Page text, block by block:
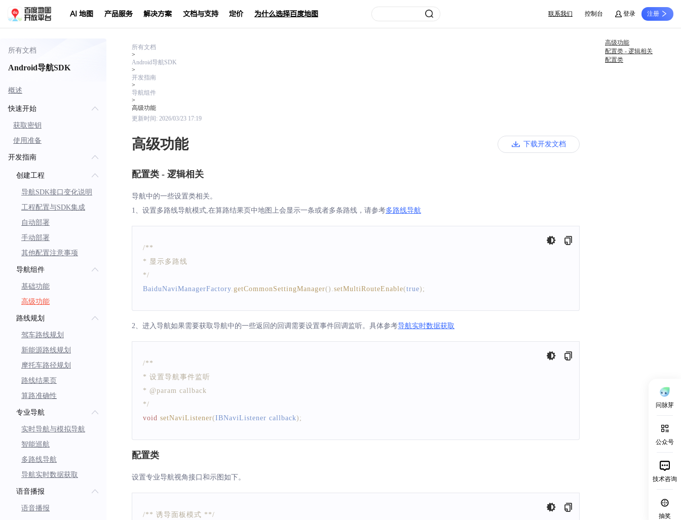
AI 地图 产品服务 解决方案 文档与支持 定价 为什么选择百度地图 联系我们 控制台 登录 注册
问脉芽
公众号
技术咨询
抽奖
所有文档
Android导航SDK
概述
快速开始
获取密钥
使用准备
开发指南
创建工程
导航SDK接口变化说明
工程配置与SDK集成
自动部署
手动部署
其他配置注意事项
导航组件
基础功能
高级功能
路线规划
驾车路线规划
新能源路线规划
摩托车路径规划
路线结果页
算路准确性
专业导航
实时导航与模拟导航
智能巡航
多路线导航
导航实时数据获取
语音播报
语音播报
所有文档
>
Android导航SDK
>
开发指南
>
导航组件
>
高级功能
更新时间: 2026/03/23 17:19
高级功能 下载开发文档
配置类 - 逻辑相关
导航中的一些设置类相关。
1、设置多路线导航模式,在算路结果页中地图上会显示一条或者多条路线，请参考多路线导航
/**
* 显示多路线
*/
BaiduNaviManagerFactory getCommonSettingManager() setMultiRouteEnable(true) ;
2、进入导航如果需要获取导航中的一些返回的回调需要设置事件回调监听。具体参考导航实时数据获取
/**
* 设置导航事件监听
* @param callback
*/
void setNaviListener(IBNaviListener callback) ;
配置类
设置专业导航视角接口和示图如下。
/** 诱导面板模式 **/
高级功能
配置类 - 逻辑相关
配置类